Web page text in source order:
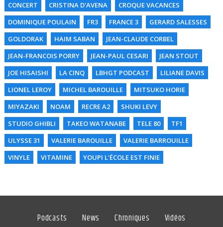
CONCERT
CRISTINA D'AVENA
CROQUE VACANCES
DOMINIQUE POULAIN
FR3 FRANCE 3
GERARD SALESSES
GOLDORAK
HAIM SABAN
JEAN-CLAUDE CORBEL
JEAN-FRANCOIS PORRY
JEAN-PAUL CESARI
JEAN STOUT
JOE HISAISHI
LA CINQ LBHGT PODCAST
LILIANE DAVIS
LIONEL LEROY
MICHEL BAROUILLE
MITSUKO HORIE
MIYAZAKI
NOAM RECRE A2
SHUKI LEVY
STUDIO GHIBLI
TAKEO WATANABE TELE 80
TF1
ULYSSE 31
VALERIE BAROUILLE
VALERIE BARROUILLE
VINYLE
VITAMINE YOUPI L'ÉCOLE EST FINIE
Podcasts News Chroniques
Vidéos